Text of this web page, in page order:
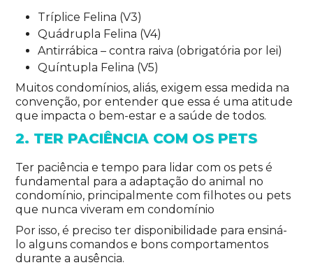
Tríplice Felina (V3)
Quádrupla Felina (V4)
Antirrábica – contra raiva (obrigatória por lei)
Quíntupla Felina (V5)
Muitos condomínios, aliás, exigem essa medida na
convenção, por entender que essa é uma atitude
que impacta o bem-estar e a saúde de todos.
2. TER PACIÊNCIA COM OS PETS
Ter paciência e tempo para lidar com os pets é
fundamental para a adaptação do animal no
condomínio, principalmente com filhotes ou pets
que nunca viveram em condomínio
Por isso, é preciso ter disponibilidade para ensiná-
lo alguns comandos e bons comportamentos
durante a ausência.